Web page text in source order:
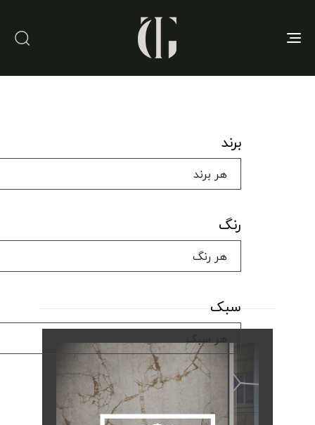
Toggle
برند
رنگ
سبک